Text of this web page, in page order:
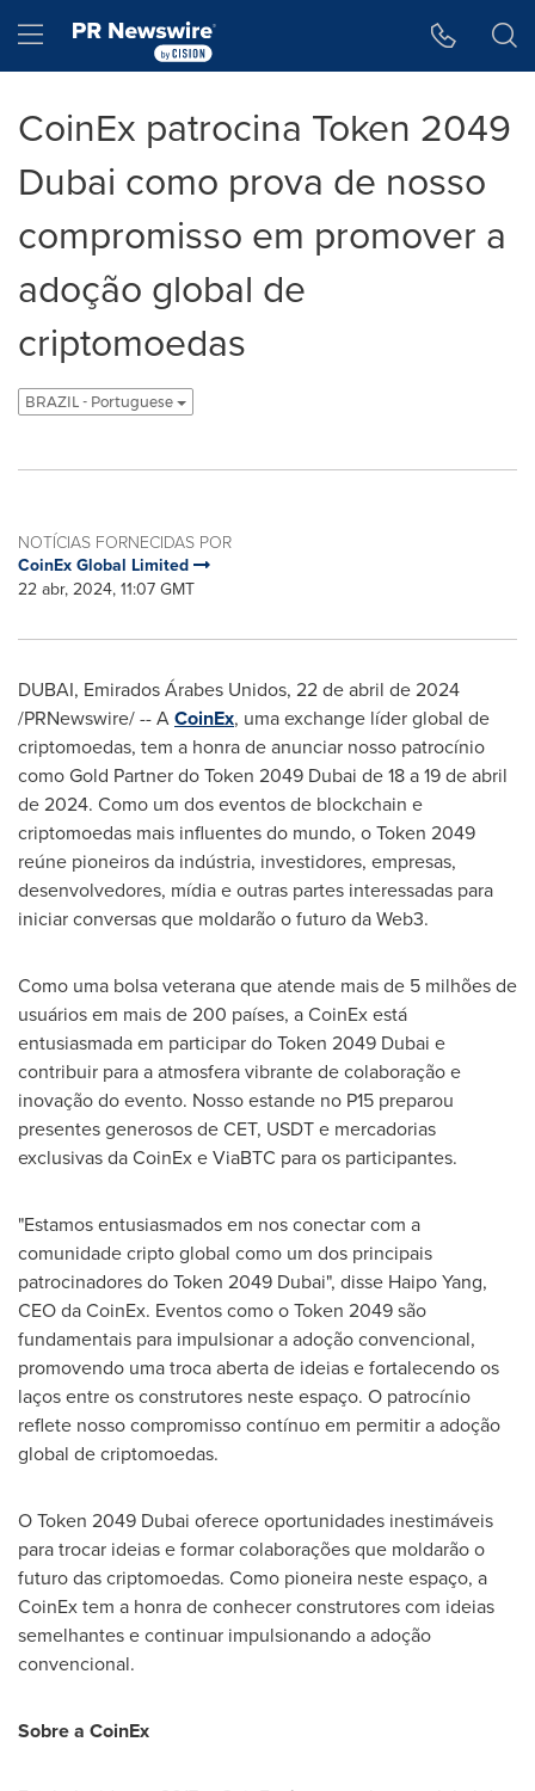
Hamburger menu
CoinEx patrocina Token 2049
Dubai como prova de nosso
compromisso em promover a
adoção global de
criptomoedas
BRAZIL - Portuguese
NOTÍCIAS FORNECIDAS POR
CoinEx Global Limited
22 abr, 2024, 11:07 GMT
DUBAI, Emirados Árabes Unidos, 22 de abril de 2024
/PRNewswire/ -- ACoinEx, uma exchange líder global de
criptomoedas, tem a honra de anunciar nosso patrocínio
como Gold Partner do Token 2049 Dubai de 18 a 19 de abril
de 2024. Como um dos eventos de blockchain e
criptomoedas mais influentes do mundo, o Token 2049
reúne pioneiros da indústria, investidores, empresas,
desenvolvedores, mídia e outras partes interessadas para
iniciar conversas que moldarão o futuro da Web3.
Como uma bolsa veterana que atende mais de 5 milhões de
usuários em mais de 200 países, a CoinEx está
entusiasmada em participar do Token 2049 Dubai e
contribuir para a atmosfera vibrante de colaboração e
inovação do evento. Nosso estande no P15 preparou
presentes generosos de CET, USDT e mercadorias
exclusivas da CoinEx e ViaBTC para os participantes.
"Estamos entusiasmados em nos conectar com a
comunidade cripto global como um dos principais
patrocinadores do Token 2049 Dubai", disse Haipo Yang,
CEO da CoinEx. Eventos como o Token 2049 são
fundamentais para impulsionar a adoção convencional,
promovendo uma troca aberta de ideias e fortalecendo os
laços entre os construtores neste espaço. O patrocínio
reflete nosso compromisso contínuo em permitir a adoção
global de criptomoedas.
O Token 2049 Dubai oferece oportunidades inestimáveis
para trocar ideias e formar colaborações que moldarão o
futuro das criptomoedas. Como pioneira neste espaço, a
CoinEx tem a honra de conhecer construtores com ideias
semelhantes e continuar impulsionando a adoção
convencional.
Sobre a CoinEx